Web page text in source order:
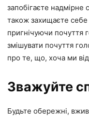
запобігаєте
також захищаєте себе
пригнічуючи почуття
змішувати почуття
про те, що, хоча ми
Зважуйте
Будьте обережні,